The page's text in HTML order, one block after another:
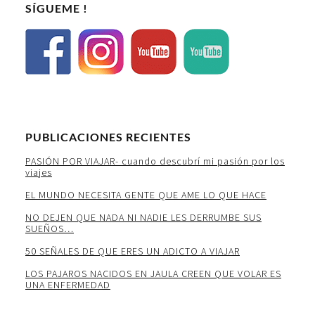
SÍGUEME !
PUBLICACIONES RECIENTES
PASIÓN POR VIAJAR- cuando descubrí mi pasión por los
viajes
EL MUNDO NECESITA GENTE QUE AME LO QUE HACE
NO DEJEN QUE NADA NI NADIE LES DERRUMBE SUS
SUEÑOS…
50 SEÑALES DE QUE ERES UN ADICTO A VIAJAR
LOS PAJAROS NACIDOS EN JAULA CREEN QUE VOLAR ES
UNA ENFERMEDAD